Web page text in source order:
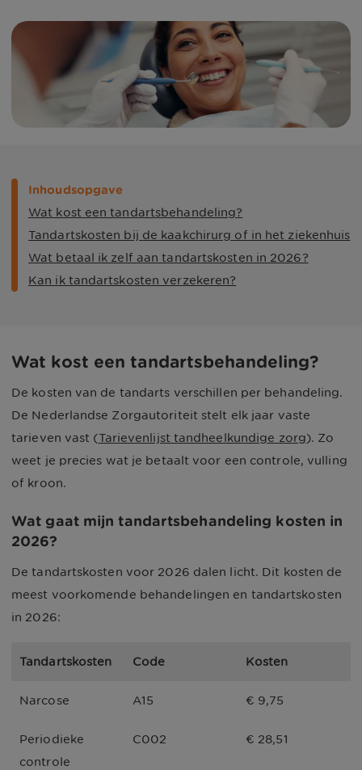
Inhoudsopgave
Wat kost een tandartsbehandeling?
Tandartskosten bij de kaakchirurg of in het ziekenhuis
Wat betaal ik zelf aan tandartskosten in 2026?
Kan ik tandartskosten verzekeren?
Wat kost een tandartsbehandeling?
De kosten van de tandarts verschillen per behandeling.
De Nederlandse Zorgautoriteit stelt elk jaar vaste
tarieven vast (Tarievenlijst tandheelkundige zorg). Zo
weet je precies wat je betaalt voor een controle, vulling
of kroon.
Wat gaat mijn tandartsbehandeling kosten in
2026?
De tandartskosten voor 2026 dalen licht. Dit kosten de
meest voorkomende behandelingen en tandartskosten
in 2026:
Tandartskosten Code Kosten
Narcose A15 € 9,75
Periodieke
controle
C002 € 28,51